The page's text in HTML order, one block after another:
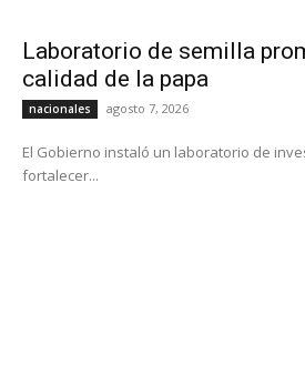
Laboratorio de semilla
calidad de la papa
nacionales agosto 7, 2026
El Gobierno instaló un laboratorio de
fortalecer...